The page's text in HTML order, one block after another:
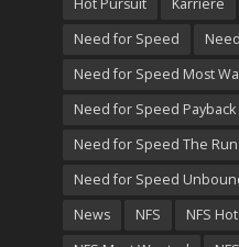
Hot Pursuit
Karriere
Need for Speed
Need for Speed Most
Need for Speed Payback
Need for Speed The Run
Need for Speed
News
NFS
NFS